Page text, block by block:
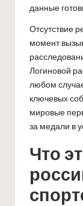
данные
Отсутствие
момент
Логиновой
любом
ключевых
мировые
за медали в
Что